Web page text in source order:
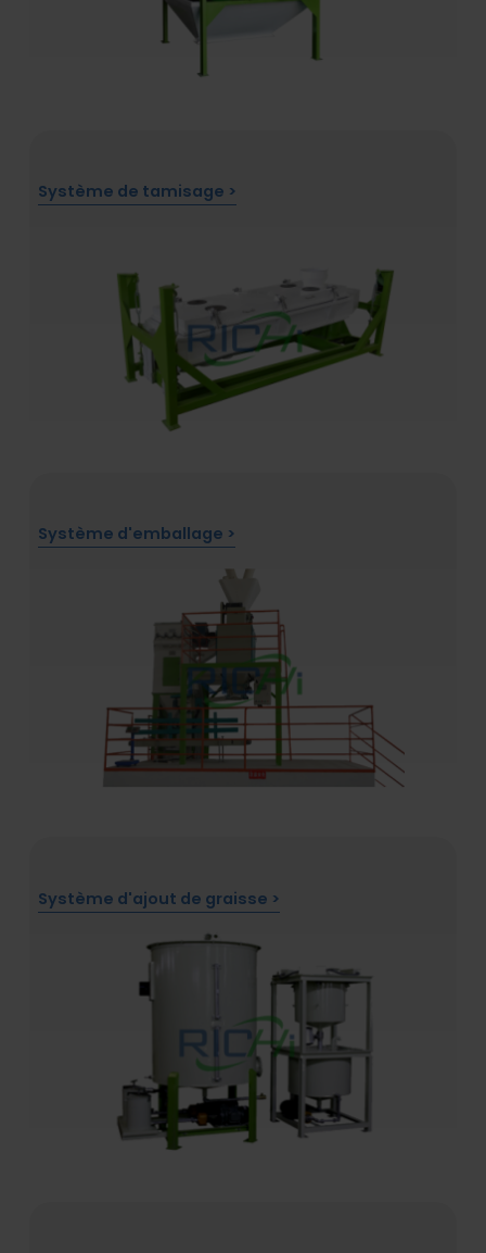
Système de tamisage >
Système d'emballage >
Système d'ajout de graisse >